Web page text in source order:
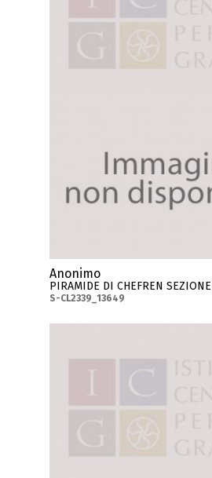
Anonimo
PIRAMIDE DI CHEFREN SEZIONE
S-CL2339_13649